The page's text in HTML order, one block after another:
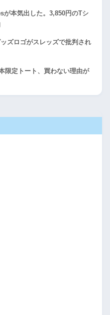
が本気出した。3,850円のTシ
ズロゴがスレッズで批判され
限定トート、買わない理由が